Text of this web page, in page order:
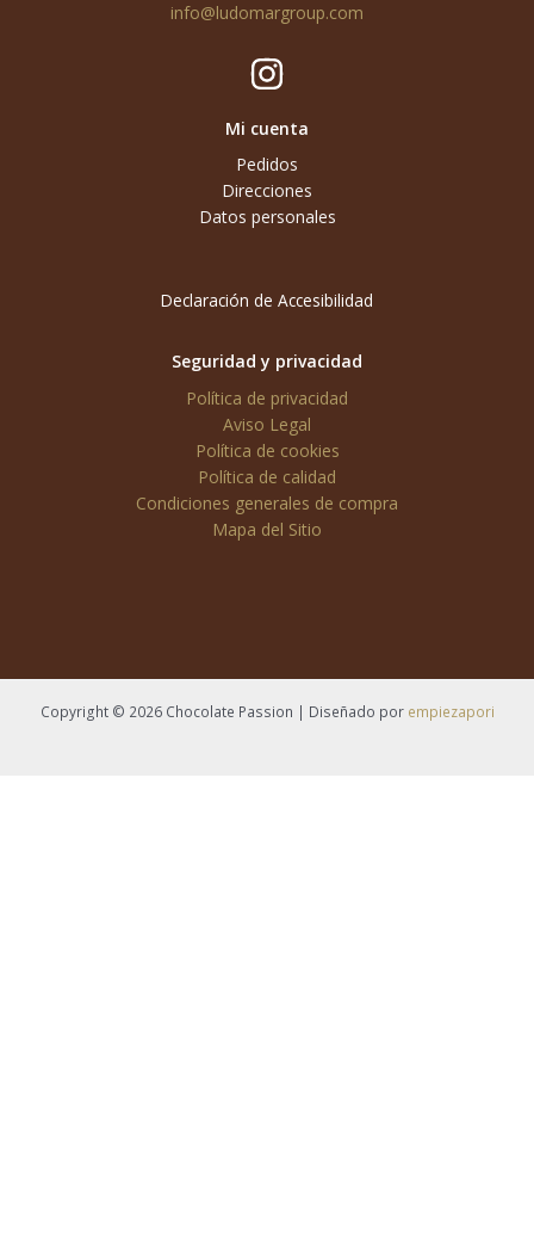
info@ludomargroup.com
Mi cuenta
Pedidos
Direcciones
Datos personales
Declaración de Accesibilidad
Seguridad y privacidad
Política de privacidad
Aviso Legal
Política de cookies
Política de calidad
Condiciones generales de compra
Mapa del Sitio
Copyright © 2026 Chocolate Passion | Diseñado por empiezapori